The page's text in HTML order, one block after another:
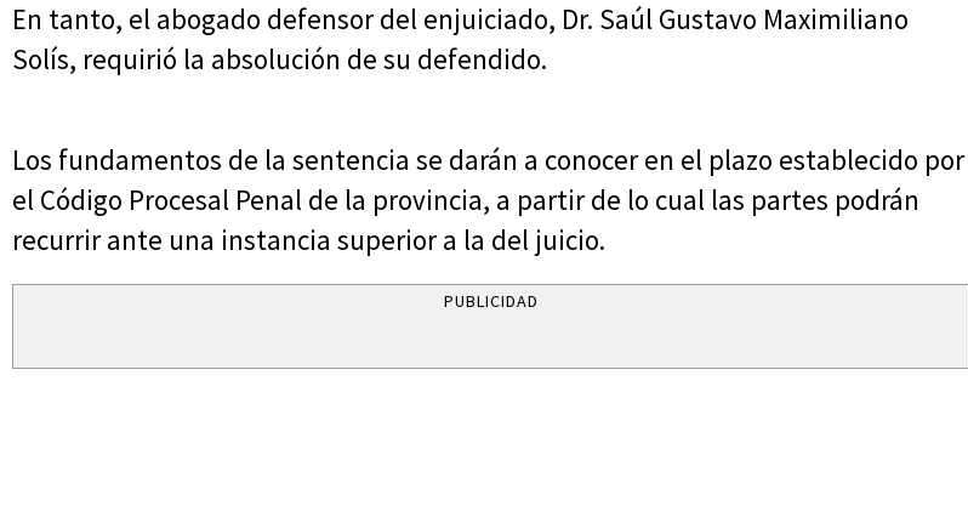
En tanto, el abogado defensor del enjuiciado, Dr. Saúl Gustavo Maximiliano
Solís, requirió la absolución de su defendido.
Los fundamentos de la sentencia se darán a conocer en el plazo establecido por
el Código Procesal Penal de la provincia, a partir de lo cual las partes podrán
recurrir ante una instancia superior a la del juicio.
PUBLICIDAD